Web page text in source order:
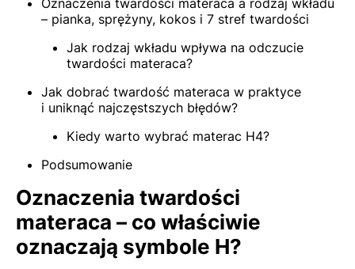
Oznaczenia twardości materaca a rodzaj wkładu
– pianka, sprężyny, kokos i 7 stref twardości
Jak rodzaj wkładu wpływa na odczucie
twardości materaca?
Jak dobrać twardość materaca w praktyce
i uniknąć najczęstszych błędów?
Kiedy warto wybrać materac H4?
Podsumowanie
Oznaczenia twardości
materaca – co właściwie
oznaczają symbole H?